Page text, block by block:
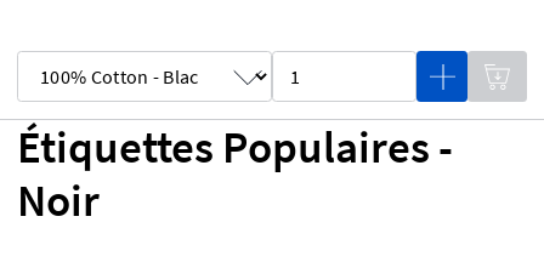
Étiquettes Populaires -
Noir